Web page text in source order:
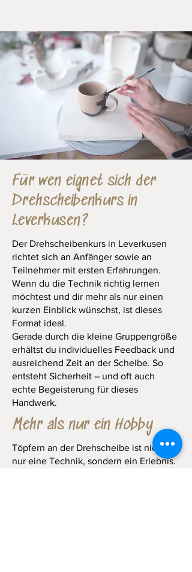
Für wen eignet sich der
Drehscheibenkurs in
Leverkusen?
Der Drehscheibenkurs in Leverkusen
richtet sich an Anfänger sowie an
Teilnehmer mit ersten Erfahrungen.
Wenn du die Technik richtig lernen
möchtest und dir mehr als nur einen
kurzen Einblick wünschst, ist dieses
Format ideal.
Gerade durch die kleine Gruppengröße
erhältst du individuelles Feedback und
ausreichend Zeit an der Scheibe. So
entsteht Sicherheit – und oft auch
echte Begeisterung für dieses
Handwerk.
Mehr als nur ein Hobby
Töpfern an der Drehscheibe ist nicht
nur eine Technik, sondern ein Erlebnis.